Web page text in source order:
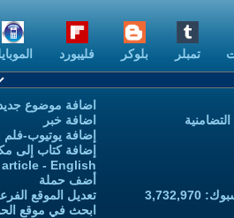
تمبلر بلوكر فليبورد
اضافة موضوع
اضافة خبر
إضافة يوتيوب-
إضافة كتاب إلى
- English
أضف حملة
تعديل الموقع
ابحث في موقع